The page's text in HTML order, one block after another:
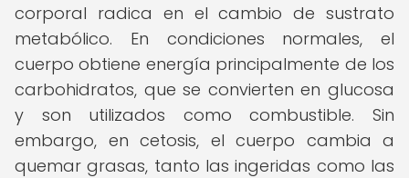
corporal radica en el cambio de sustrato
metabólico. En condiciones normales, el
cuerpo obtiene energía principalmente de los
carbohidratos, que se convierten en glucosa
y son utilizados como combustible. Sin
embargo, en cetosis, el cuerpo cambia a
quemar grasas, tanto las ingeridas como las